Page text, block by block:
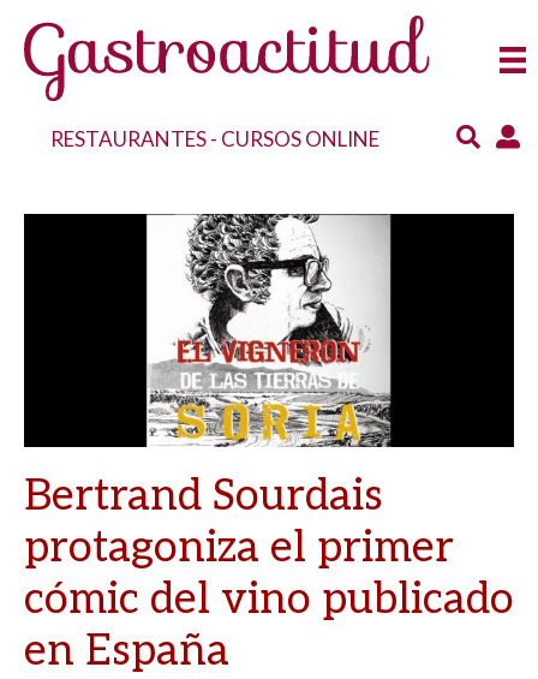
RESTAURANTES- CURSOS ONLINE
Bertrand Sourdais
protagoniza el primer
cómic del vino publicado
en España